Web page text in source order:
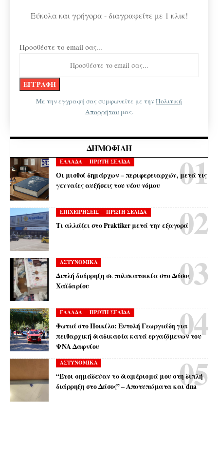
Εύκολα και γρήγορα - διαγραφείτε με 1 κλικ!
Προσθέστε το email σας...
Με την εγγραφή σας συμφωνείτε με τηνΠολιτική
Απορρήτου μας.
ΔΗΜΟΦΙΛΉ
ΕΛΛΑΔΑ ΠΡΩΤΗ ΣΕΛΙΔΑ
Οι μισθοί δημάρχων – περιφερειαρχών, μετά τις
γενναίες αυξήσεις του νέου νόμου
ΕΠΙΧΕΙΡΗΣΕΙΣ ΠΡΩΤΗ ΣΕΛΙΔΑ
Τι αλλάζει στο Praktiker μετά την εξαγορά
ΑΣΤΥΝΟΜΙΚΑ
Διπλή διάρρηξη σε πολυκατοικία στο Δάσος
Χαϊδαρίου
ΕΛΛΑΔΑ ΠΡΩΤΗ ΣΕΛΙΔΑ
Φωτιά στο Ποικίλο: Εντολή Γεωργιάδη για
πειθαρχική διαδικασία κατά εργαζόμενων του
ΨΝΑ Δαφνίου
ΑΣΤΥΝΟΜΙΚΑ
“Έτσι σημάδεψαν το διαμέρισμά μου στη διπλή
διάρρηξη στο Δάσος” – Αποτυπώματα και dna